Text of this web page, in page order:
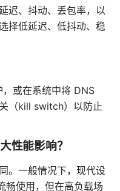
迟、抖动、丢包率，以
择低延迟、低抖动、稳
或在系统中将 DNS
（kill switch）以防止
性能影响？
。一般情况下，现代设
畅使用，但在高负载场